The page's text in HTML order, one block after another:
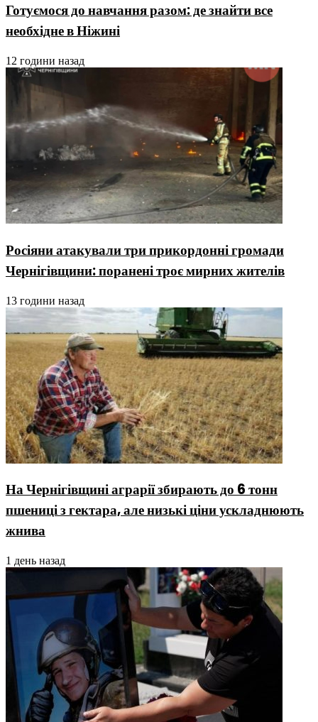
Готуємося до навчання разом: де знайти все
необхідне в Ніжині
12 години назад
Росіяни атакували три прикордонні громади
Чернігівщини: поранені троє мирних жителів
13 години назад
На Чернігівщині аграрії збирають до 6 тонн
пшениці з гектара, але низькі ціни ускладнюють
жнива
1 день назад